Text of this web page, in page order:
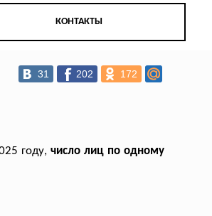
КОНТАКТЫ
31 202 172
году, число лиц по одному